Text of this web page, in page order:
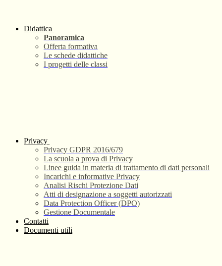
Didattica
Panoramica
Offerta formativa
Le schede didattiche
I progetti delle classi
Privacy
Privacy GDPR 2016/679
La scuola a prova di Privacy
Linee guida in materia di trattamento di dati personali
Incarichi e informative Privacy
Analisi Rischi Protezione Dati
Atti di designazione a soggetti autorizzati
Data Protection Officer (DPO)
Gestione Documentale
Contatti
Documenti utili